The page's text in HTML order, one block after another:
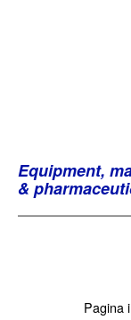
Equipment,
&
Pagina